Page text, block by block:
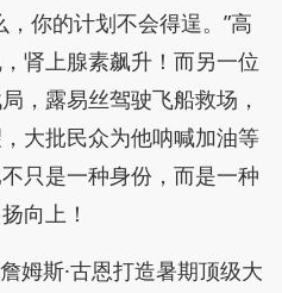
你的计划不会得逞。”高
肾上腺素飙升！而另一位
，露易丝驾驶飞船救场，
大批民众为他呐喊加油等
只是一种身份，而是一种
向上！
姆斯·古恩打造暑期顶级大